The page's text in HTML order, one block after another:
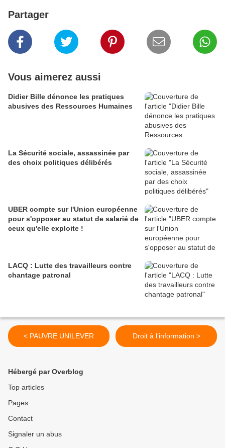
Partager
Vous aimerez aussi
Didier Bille dénonce les pratiques
abusives des Ressources Humaines
La Sécurité sociale, assassinée par
des choix politiques délibérés
UBER compte sur l'Union européenne
pour s'opposer au statut de salarié de
ceux qu'elle exploite !
LACQ : Lutte des travailleurs contre
chantage patronal
< PAUVRE UNILEVER Droit à l’information >
Hébergé par Overblog
Top articles
Pages
Contact
Signaler un abus